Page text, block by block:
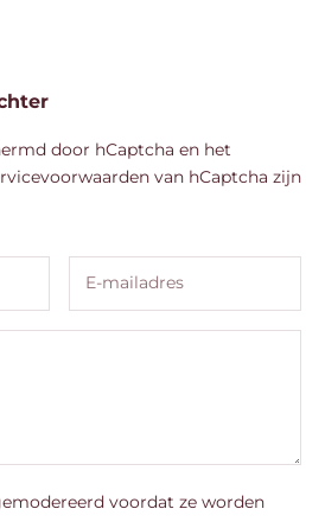
door hCaptcha en het
van hCaptcha zijn
voordat ze worden